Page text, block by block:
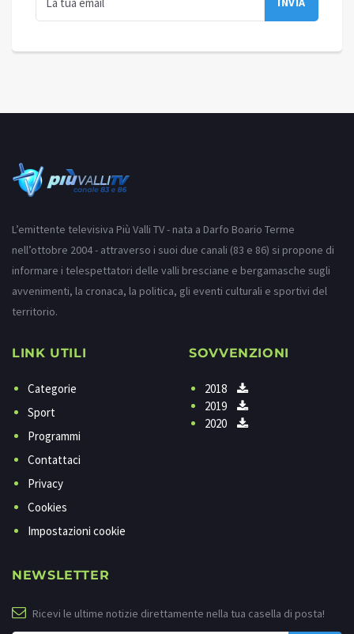
L’emittente televisiva Più Valli TV - nata a Darfo Boario Terme
nell’ottobre 2004 - attraverso i suoi due canali (83 e 86) si propone di
informare i telespettatori delle valli bresciane e bergamasche sugli
avvenimenti, la cronaca, la politica, gli eventi culturali e sportivi del
territorio.
LINK UTILI
Categorie
Sport
Programmi
Contattaci
Privacy
Cookies
Impostazioni cookie
SOVVENZIONI
2018
2019
2020
NEWSLETTER
Ricevi le ultime notizie direttamente nella tua casella di posta!